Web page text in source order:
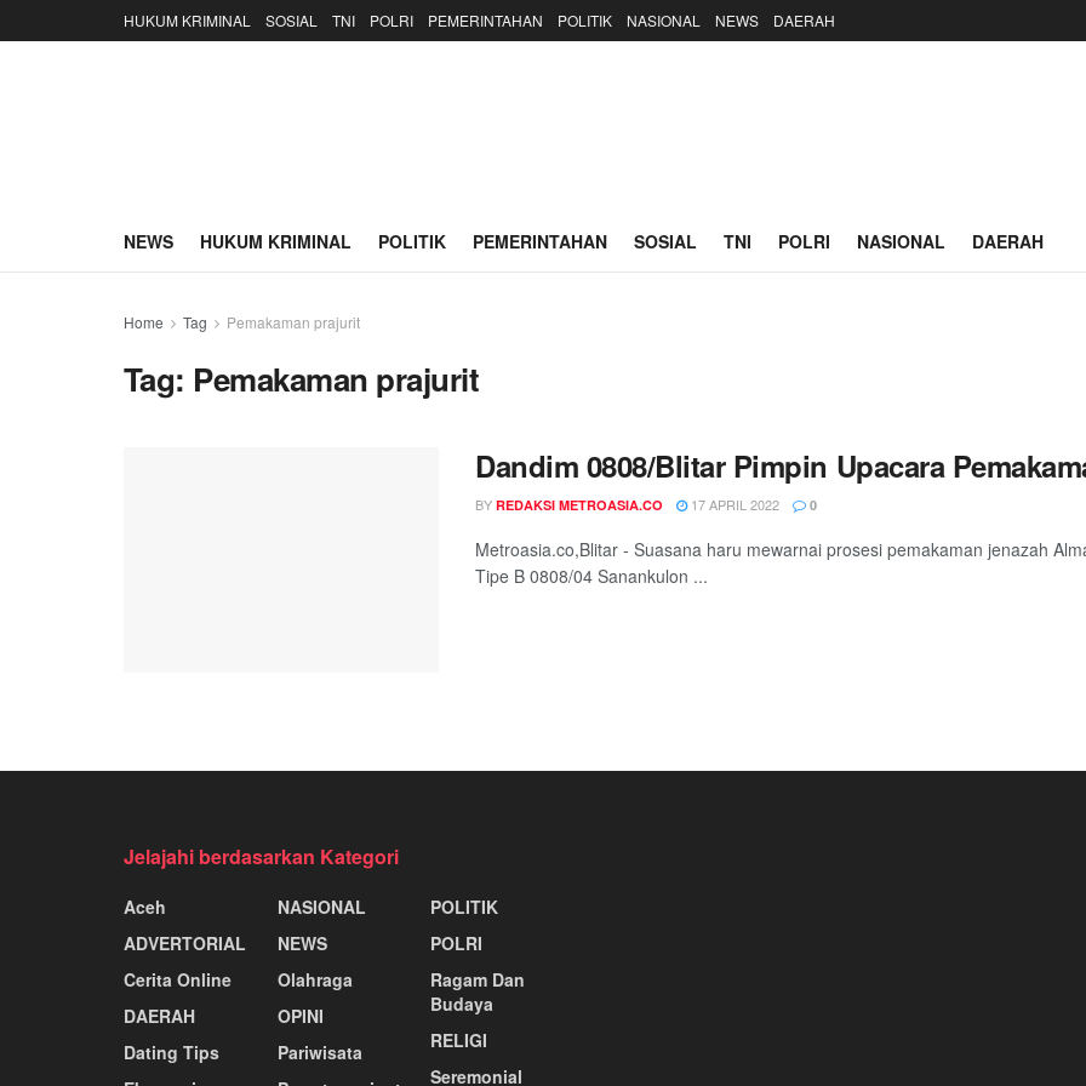
HUKUM KRIMINAL SOSIAL TNI POLRI PEMERINTAHAN POLITIK NASIONAL NEWS DAERAH
NEWS HUKUM KRIMINAL POLITIK PEMERINTAHAN SOSIAL TNI POLRI NASIONAL DAERAH
Home Tag Pemakaman prajurit
Tag: Pemakaman prajurit
Dandim 0808/Blitar Pimpin Upacara
BY REDAKSI METROASIA.CO 17 APRIL 2022 0
Metroasia.co,Blitar - Suasana haru mewarnai prosesi pemakaman jenazah
Tipe B 0808/04 Sanankulon ...
Jelajahi berdasarkan Kategori
Aceh
ADVERTORIAL
Cerita Online
DAERAH
Dating Tips
NASIONAL
NEWS
Olahraga
OPINI
Pariwisata
POLITIK
POLRI
Ragam Dan
Budaya
RELIGI
Seremonial